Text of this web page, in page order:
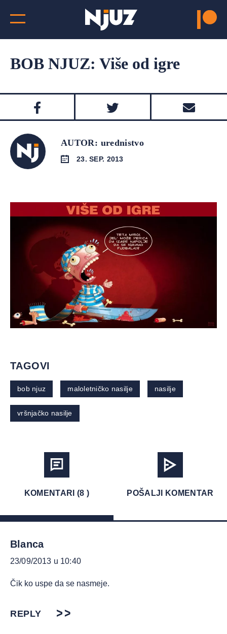
BOB NJUZ: Više od igre
AUTOR: urednistvo
23. SEP. 2013
TAGOVI
bob njuz maloletničko nasilje nasilje
vršnjačko nasilje
KOMENTARI (8 ) POŠALJI KOMENTAR
Blanca
23/09/2013 u 10:40
Čik ko uspe da se nasmeje.
REPLY